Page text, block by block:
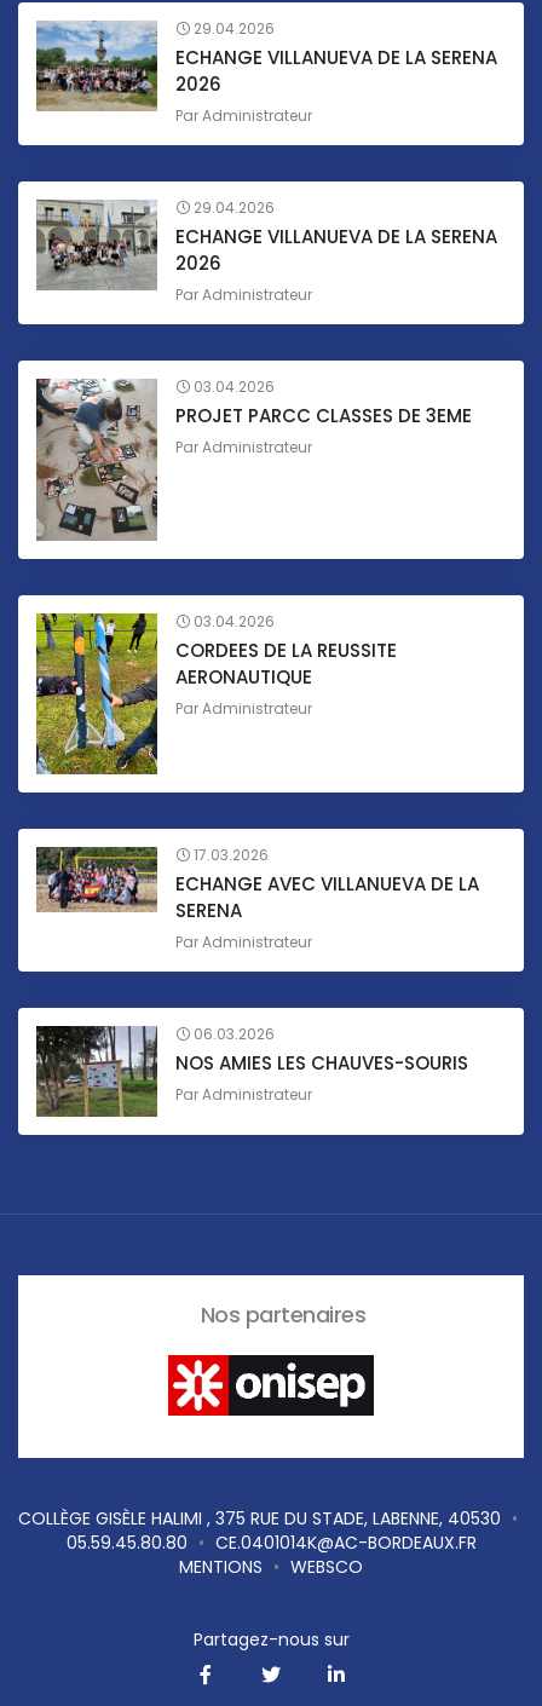
29.04.2026
ECHANGE VILLANUEVA DE LA SERENA
2026
ParAdministrateur
29.04.2026
ECHANGE VILLANUEVA DE LA SERENA
2026
ParAdministrateur
03.04.2026
PROJET PARCC CLASSES DE 3EME
ParAdministrateur
03.04.2026
CORDEES DE LA REUSSITE
AERONAUTIQUE
ParAdministrateur
17.03.2026
ECHANGE AVEC VILLANUEVA DE LA
SERENA
ParAdministrateur
06.03.2026
NOS AMIES LES CHAUVES-SOURIS
ParAdministrateur
Nos partenaires
COLLÈGE GISÈLE HALIMI , 375 RUE DU STADE, LABENNE, 40530 •
05.59.45.80.80 • CE.0401014K@AC-BORDEAUX.FR
MENTIONS • WEBSCO
Partagez-nous sur